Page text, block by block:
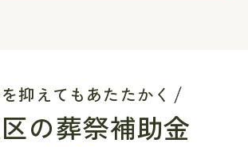
抑えてもあたたかく
の葬祭補助金